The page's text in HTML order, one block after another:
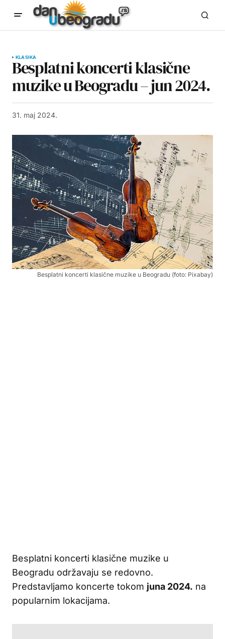
KLASIKA
Besplatni koncerti klasične
muzike u Beogradu – jun 2024.
31. maj 2024.
Besplatni koncerti klasične muzike u Beogradu (foto: Pixabay)
Besplatni koncerti klasične muzike u
Beogradu održavaju se redovno.
Predstavljamo koncerte tokom juna 2024. na
popularnim lokacijama.